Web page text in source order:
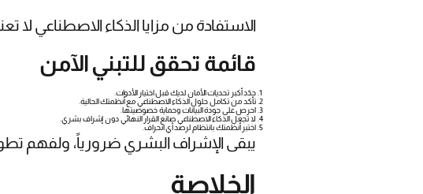
الاستفادة من مزايا الذكاء الاصطناعي
قائمة تحقق للتبني الآمن
حدّد أكبر تحديات الأمان لديك قبل اختيار الأدوات.
تأكد من تكامل حلول الذكاء الاصطناعي مع أنظمتك الحالية.
احرص على جودة البيانات وحماية خصوصيتها.
لا تجعل الذكاء الاصطناعي صانع القرار النهائي دون إشراف بشري.
اختبر أنظمتك بانتظام لرصد أي انحراف.
يبقى الإشراف البشري ضرورياً، ولفهم
الخلاصة